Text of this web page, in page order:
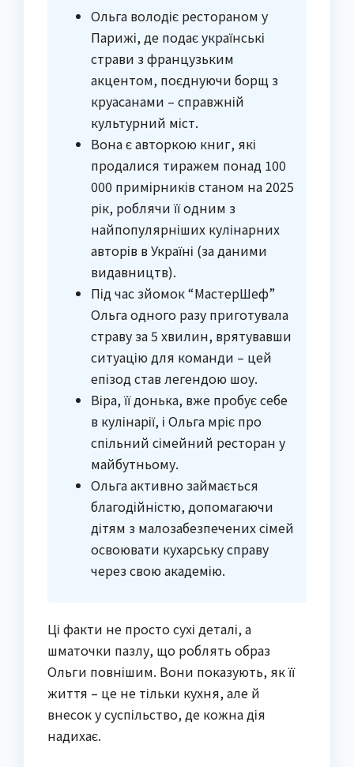
Ольга володіє рестораном у
Парижі, де подає українські
страви з французьким
акцентом, поєднуючи борщ з
круасанами – справжній
культурний міст.
Вона є авторкою книг, які
продалися тиражем понад 100
000 примірників станом на 2025
рік, роблячи її одним з
найпопулярніших кулінарних
авторів в Україні (за даними
видавництв).
Під час зйомок “МастерШеф”
Ольга одного разу приготувала
страву за 5 хвилин, врятувавши
ситуацію для команди – цей
епізод став легендою шоу.
Віра, її донька, вже пробує себе
в кулінарії, і Ольга мріє про
спільний сімейний ресторан у
майбутньому.
Ольга активно займається
благодійністю, допомагаючи
дітям з малозабезпечених сімей
освоювати кухарську справу
через свою академію.
Ці факти не просто сухі деталі, а
шматочки пазлу, що роблять образ
Ольги повнішим. Вони показують, як її
життя – це не тільки кухня, але й
внесок у суспільство, де кожна дія
надихає.